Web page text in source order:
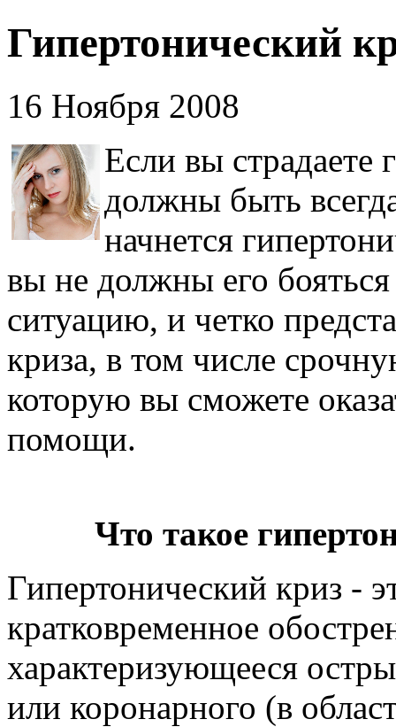
Гипертонический
16 Ноября 2008
Если вы страдаете
должны быть
начнется
вы не должны его бояться
ситуацию, и четко
криза, в том числе
которую вы сможете
помощи.
Что такое
Гипертонический криз -
кратковременное
характеризующееся
или коронарного (в